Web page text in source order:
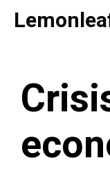
Saltar